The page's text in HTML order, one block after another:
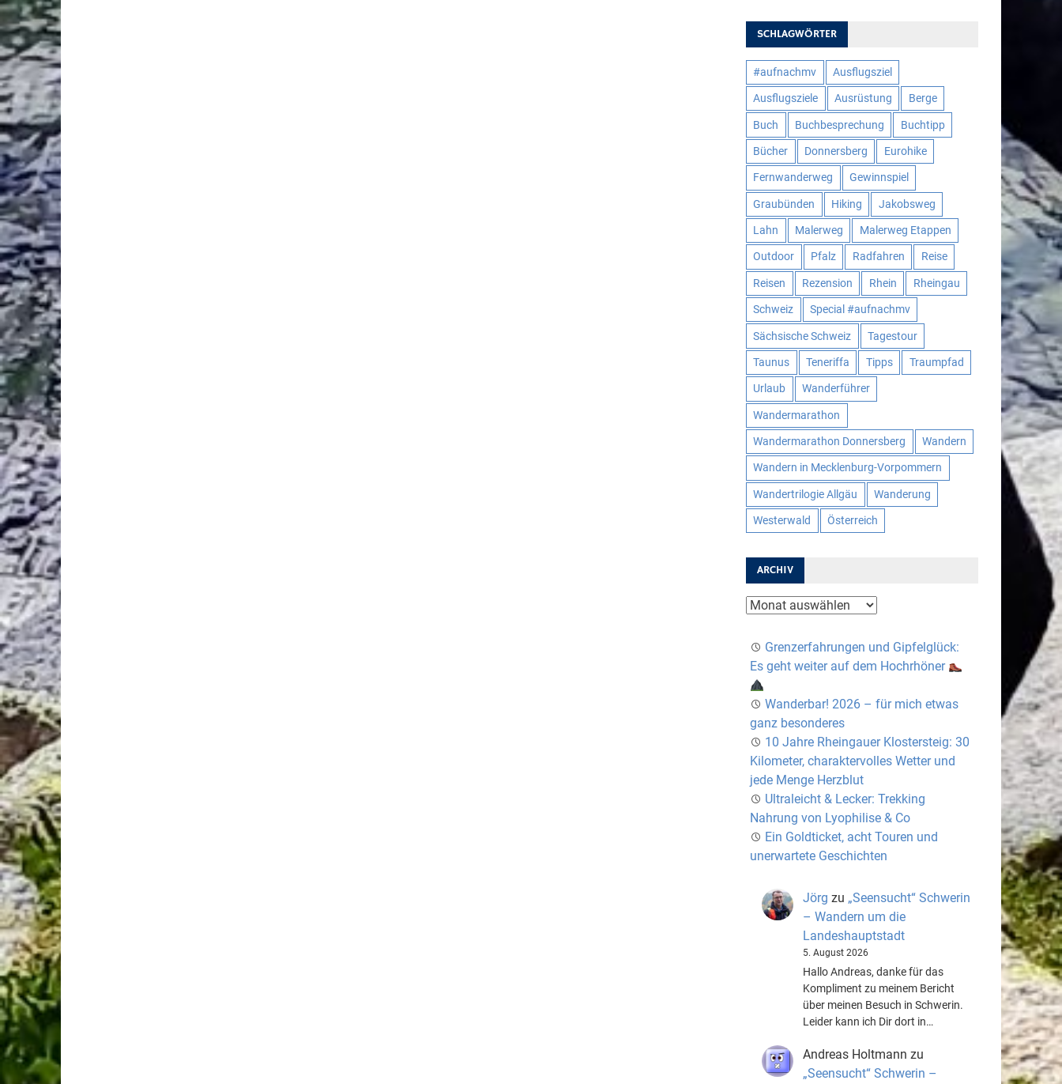
SCHLAGWÖRTER
#aufnachmv Ausflugsziel
Ausflugsziele Ausrüstung Berge
Buch Buchbesprechung Buchtipp
Bücher Donnersberg Eurohike
Fernwanderweg Gewinnspiel
Graubünden Hiking Jakobsweg
Lahn Malerweg Malerweg Etappen
Outdoor Pfalz Radfahren Reise
Reisen Rezension Rhein Rheingau
Schweiz Special #aufnachmv
Sächsische Schweiz Tagestour
Taunus Teneriffa Tipps Traumpfad
Urlaub Wanderführer
Wandermarathon
Wandermarathon Donnersberg Wandern
Wandern in Mecklenburg-Vorpommern
Wandertrilogie Allgäu Wanderung
Westerwald Österreich
ARCHIV
Archiv
Grenzerfahrungen und Gipfelglück:
Es geht weiter auf dem Hochrhöner
Wanderbar! 2026 – für mich etwas
ganz besonderes
10 Jahre Rheingauer Klostersteig: 30
Kilometer, charaktervolles Wetter und
jede Menge Herzblut
Ultraleicht & Lecker: Trekking
Nahrung von Lyophilise & Co
Ein Goldticket, acht Touren und
unerwartete Geschichten
Jörg zu „Seensucht“ Schwerin
– Wandern um die
Landeshauptstadt
5. August 2026
Hallo Andreas, danke für das
Kompliment zu meinem Bericht
über meinen Besuch in Schwerin.
Leider kann ich Dir dort in…
Andreas Holtmann zu
„Seensucht“ Schwerin –